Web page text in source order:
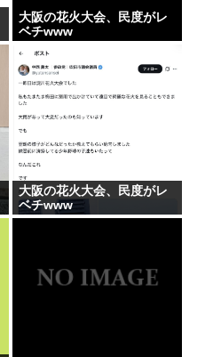
大阪の花火大会、民度がレ
ベチwww
大阪の花火大会、民度がレ
ベチwww